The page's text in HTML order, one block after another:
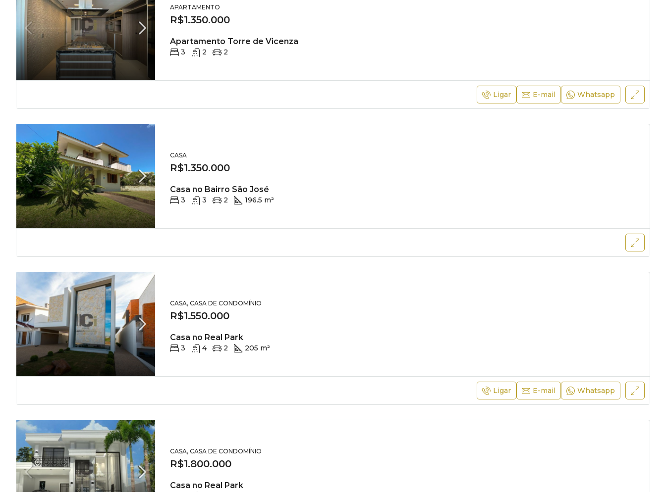
APARTAMENTO
R$1.350.000
Apartamento Torre de Vicenza
3 2 2
Ligar E-mail Whatsapp
CASA
R$1.350.000
Casa no Bairro São José
3 3 2 196.5 m²
CASA, CASA DE CONDOMÍNIO
R$1.550.000
Casa no Real Park
3 4 2 205 m²
Ligar E-mail Whatsapp
CASA, CASA DE CONDOMÍNIO
R$1.800.000
Casa no Real Park